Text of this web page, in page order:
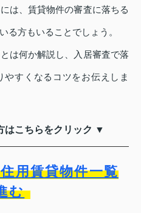
は、賃貸物件の審査に落ちる
る方もいることでしょう。
は何か解説し、入居審査で落
すくなるコツをお伝えしま
はこちらをクリック ▼
用賃貸物件一覧
む